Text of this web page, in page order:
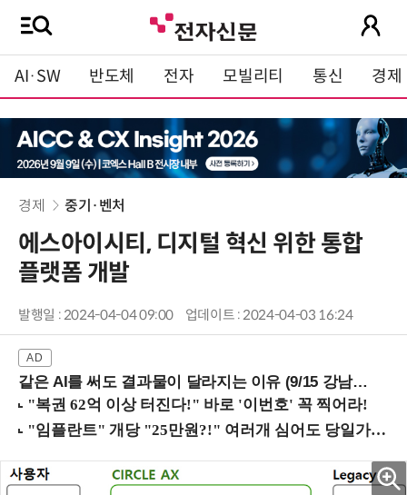
AI·SW 반도체 전자 모빌리티 통신 경제
경제 중기·벤처
에스아이시티, 디지털 혁신 위한 통합
플랫폼 개발
발행일 : 2024-04-04 09:00 업데이트 : 2024-04-03 16:24
같은 AI를 써도 결과물이 달라지는 이유 (9/15 강남역)